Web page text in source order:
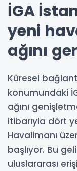
İGA
yeni
ağını
Küresel
konumundaki
ağını
itibarıyla dört
Havalimanı
başlıyor. Bu
uluslararası